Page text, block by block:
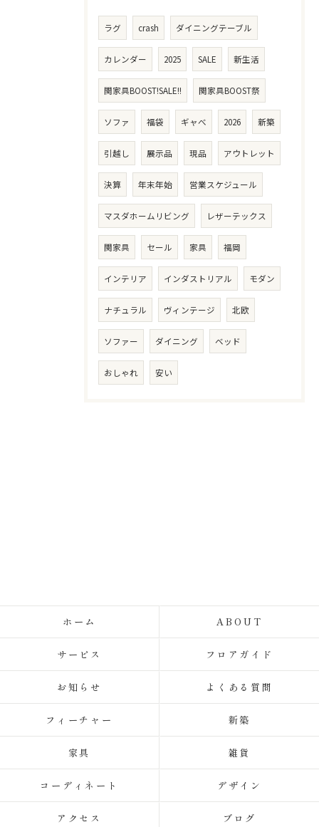
ラグ crash ダイニングテーブル
カレンダー 2025 SALE 新生活
関家具BOOST!SALE!! 関家具BOOST祭
ソファ 福袋 ギャべ 2026 新築
引越し 展示品 現品 アウトレット
決算 年末年始 営業スケジュール
マスダホームリビング レザーテックス
関家具 セール 家具 福岡
インテリア インダストリアル モダン
ナチュラル ヴィンテージ 北欧
ソファー ダイニング ベッド
おしゃれ 安い
ホーム ABOUT
サービス フロアガイド
お知らせ よくある質問
フィーチャー 新築
家具 雑貨
コーディネート デザイン
アクセス ブログ